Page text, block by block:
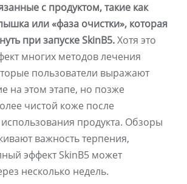
с продуктом, такие как
или «фаза очистки», которая
при запуске SkinB5.Хотя это
многих методов лечения
пользователи выражают
на этом этапе, но позже
чистой коже после
продукта. Обзоры
важность терпения,
эффект SkinB5 может
несколько недель.